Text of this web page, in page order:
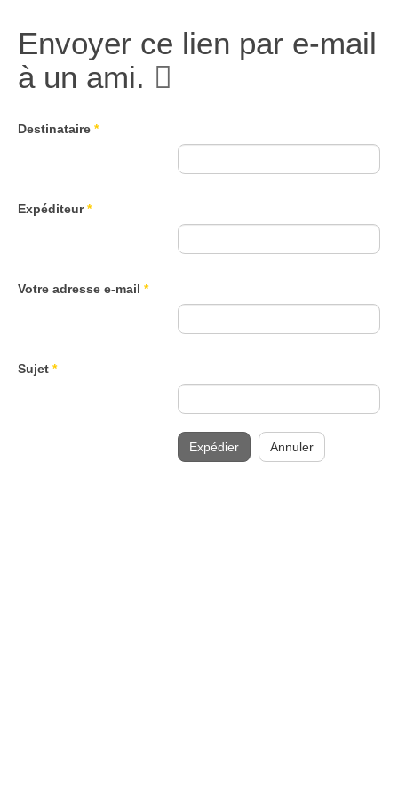
Envoyer ce lien par e-mail
à un ami.
Destinataire *
Expéditeur*
Votre adresse e-mail *
Sujet *
Expédier Annuler